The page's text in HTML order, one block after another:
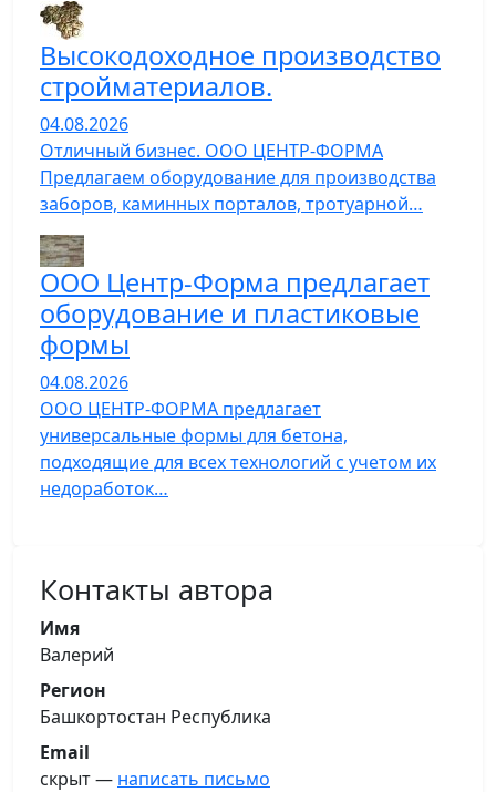
Высокодоходное производство
стройматериалов.
04.08.2026
Отличный бизнес. ООО ЦЕНТР-ФОРМА
Предлагаем оборудование для производства
заборов, каминных порталов, тротуарной…
ООО Центр-Форма предлагает
оборудование и пластиковые
формы
04.08.2026
ООО ЦЕНТР-ФОРМА предлагает
универсальные формы для бетона,
подходящие для всех технологий с учетом их
недоработок…
Контакты автора
Имя
Валерий
Регион
Башкортостан Республика
Email
скрыт — написать письмо